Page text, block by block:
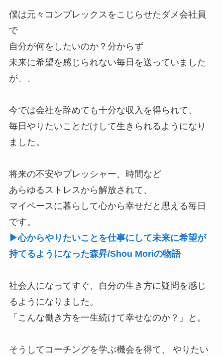
僕は元々コンプレックスをこじらせたダメ会社員
で
自分が何をしたいのか？分からず
未来に希望を感じられない毎日を送っていました
が、、
今では会社を辞めても十分な収入を得られて、
毎日やりたいことだけして生きられるようになり
ました。
将来の不安やプレッシャー、時間など
あらゆるストレスから解放されて、
マイペースに暮らして心から幸せだと思える毎日
です。
▶心からやりたいことを仕事にして未来に希望が
持てるようになった森昇/Shou Moriの物語
社会人になってすぐ、自分の生き方に疑問を感じ
るようになりました。
「こんな働き方を一生続けて幸せなのか？」と。
そうしてコーチングを学ぶ機会を得て、 やりたい